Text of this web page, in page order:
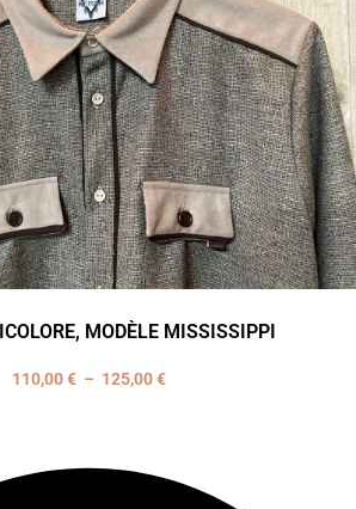
MODÈLE MISSISSIPPI
110,00€ – 125,00€Plage
à
125,00 €